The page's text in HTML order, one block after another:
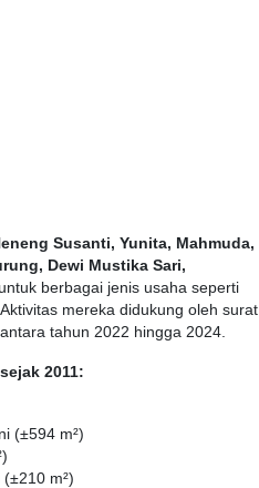
Susanti, Yunita, Mahmuda,
Dewi Mustika Sari,
berbagai jenis usaha seperti
mereka didukung oleh surat
tahun 2022 hingga 2024.
2011:
(±594 m²)
m²)